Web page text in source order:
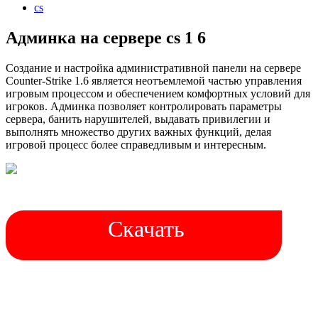
cs
Админка на сервере cs 1 6
Создание и настройка административной панели на сервере
Counter-Strike 1.6 является неотъемлемой частью управления
игровым процессом и обеспечением комфортных условий для
игроков. Админка позволяет контролировать параметры
сервера, банить нарушителей, выдавать привилегии и
выполнять множество других важных функций, делая
игровой процесс более справедливым и интересным.
Скачать